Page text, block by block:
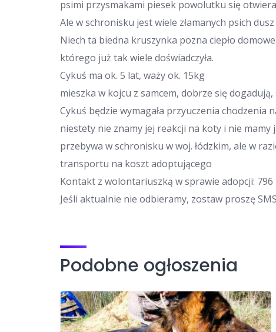
psimi przysmakami piesek powolutku się
Ale w schronisku jest wiele złamanych psich
Niech ta biedna kruszynka pozna ciepło
którego już tak wiele doświadczyła.
Cykuś ma ok. 5 lat, waży ok. 15kg
mieszka w kojcu z samcem, dobrze się
Cykuś będzie wymagała przyuczenia chodzenia
niestety nie znamy jej reakcji na koty i nie mamy
przebywa w schronisku w woj. łódzkim, ale w
transportu na koszt adoptującego
Kontakt z wolontariuszką w sprawie adopcji: 796
Jeśli aktualnie nie odbieramy, zostaw proszę
Podobne ogłoszenia